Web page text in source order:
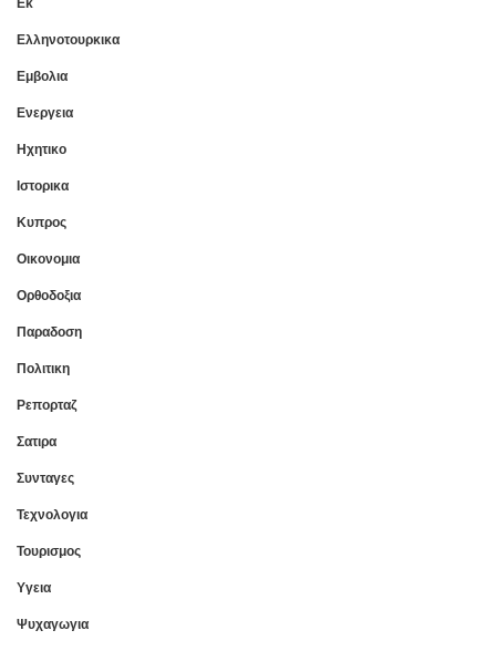
Ελληνοτουρκικα
Εμβολια
Ενεργεια
Ηχητικο
Ιστορικα
Κυπρος
Οικονομια
Ορθοδοξια
Παραδοση
Πολιτικη
Ρεπορταζ
Σατιρα
Συνταγες
Τεχνολογια
Τουρισμος
Υγεια
Ψυχαγωγια